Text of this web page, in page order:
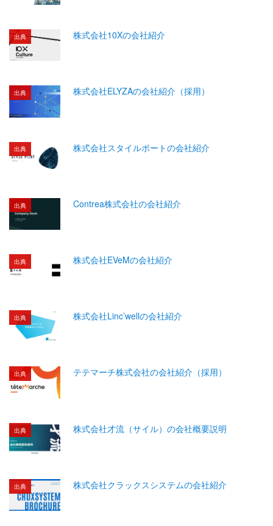
出典 株式会社10Xの会社紹介
出典 株式会社ELYZAの会社紹介（採用）
出典 株式会社スタイルポートの会社紹介
出典 Contrea株式会社の会社紹介
出典 株式会社EVeMの会社紹介
出典 株式会社Linc’wellの会社紹介
出典 テテマーチ株式会社の会社紹介（採用）
出典 株式会社才流（サイル）の会社概要説明
出典 株式会社クラックスシステムの会社紹介